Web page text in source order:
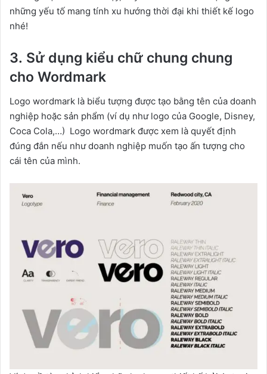
những yếu tố mang tính xu hướng thời đại khi thiết kế logo
nhé!
3. Sử dụng kiểu chữ chung chung
cho Wordmark
Logo wordmark là biểu tượng được tạo bằng tên của doanh
nghiệp hoặc sản phẩm (ví dụ như logo của Google, Disney,
Coca Cola,…) Logo wordmark được xem là quyết định
đúng đắn nếu như doanh nghiệp muốn tạo ấn tượng cho
cái tên của mình.